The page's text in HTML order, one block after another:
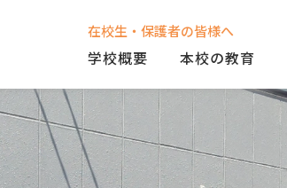
在校生・保護者の皆様へ
学校概要 本校の教育